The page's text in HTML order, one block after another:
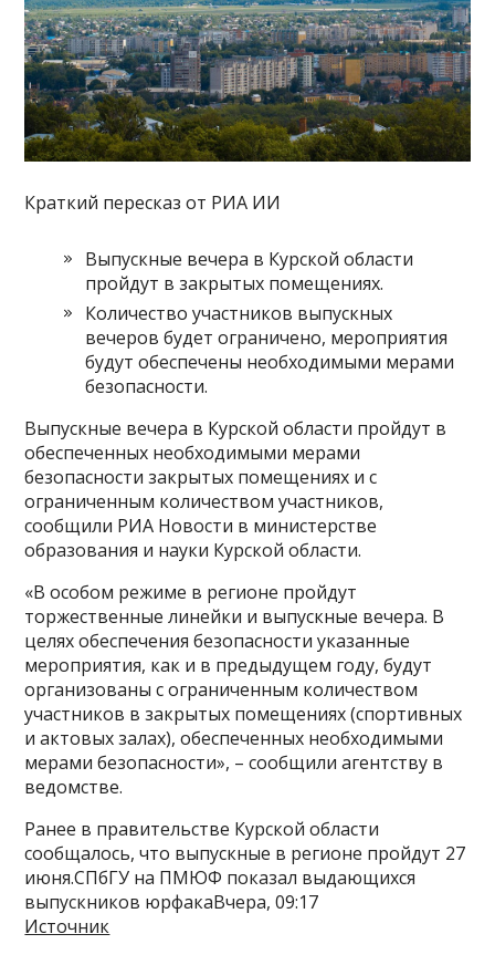
Краткий пересказ от РИА ИИ
Выпускные вечера в Курской области
пройдут в закрытых помещениях.
Количество участников выпускных
вечеров будет ограничено, мероприятия
будут обеспечены необходимыми мерами
безопасности.
Выпускные вечера в Курской области пройдут в
обеспеченных необходимыми мерами
безопасности закрытых помещениях и с
ограниченным количеством участников,
сообщили РИА Новости в министерстве
образования и науки Курской области.
«В особом режиме в регионе пройдут
торжественные линейки и выпускные вечера. В
целях обеспечения безопасности указанные
мероприятия, как и в предыдущем году, будут
организованы с ограниченным количеством
участников в закрытых помещениях (спортивных
и актовых залах), обеспеченных необходимыми
мерами безопасности», – сообщили агентству в
ведомстве.
Ранее в правительстве Курской области
сообщалось, что выпускные в регионе пройдут 27
июня.СПбГУ на ПМЮФ показал выдающихся
выпускников юрфакаВчера, 09:17
Источник